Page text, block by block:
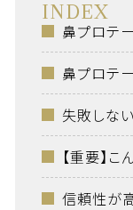
INDEX
鼻プロテ
鼻プロテ
失敗しな
【重要】
信頼性が